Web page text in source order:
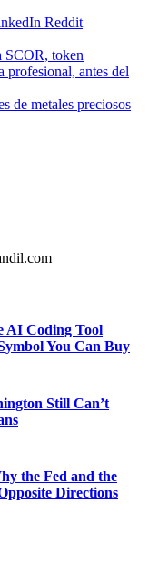
Reddit
SCOR, token
profesional, antes del
de metales preciosos
AI Coding Tool
You Can Buy
Still Can’t
the Fed and the
Directions